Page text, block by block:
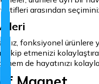
arasından
fonksiyonel
takip etmenizi
de hayatınızı